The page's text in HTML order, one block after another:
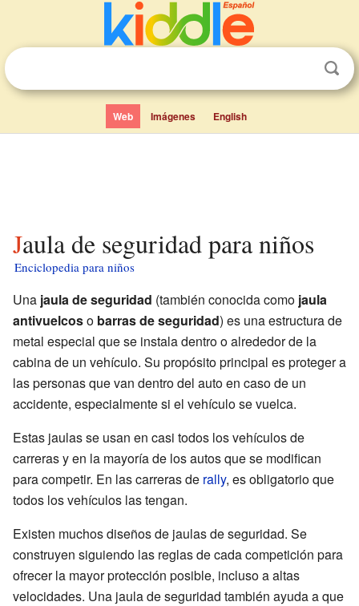
Web Imágenes English
Jaula de seguridad para niños
Enciclopedia para niños
Una jaula de seguridad (también conocida como jaula
antivuelcoso barras de seguridad) es una estructura de
metal especial que se instala dentro o alrededor de la
cabina de un vehículo. Su propósito principal es proteger a
las personas que van dentro del auto en caso de un
accidente, especialmente si el vehículo se vuelca.
Estas jaulas se usan en casi todos los vehículos de
carreras y en la mayoría de los autos que se modifican
para competir. En las carreras de rally, es obligatorio que
todos los vehículos las tengan.
Existen muchos diseños de jaulas de seguridad. Se
construyen siguiendo las reglas de cada competición para
ofrecer la mayor protección posible, incluso a altas
velocidades. Una jaula de seguridad también ayuda a que